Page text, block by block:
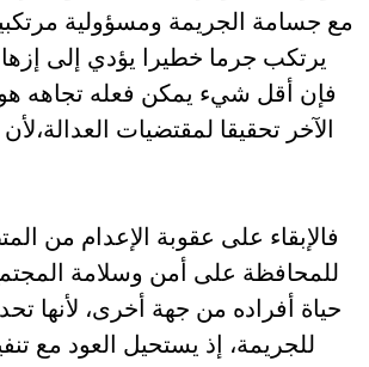
مع جسامة الجريمة ومسؤولية
يرتكب جرما خطيرا يؤدي إلى
فإن أقل شيء يمكن فعله تجاهه هو
الآخر تحقيقا لمقتضيات العدالة،لأن
فالإبقاء على عقوبة الإعدام من
للمحافظة على أمن وسلامة
حياة أفراده من جهة أخرى، لأنها
للجريمة، إذ يستحيل العود مع